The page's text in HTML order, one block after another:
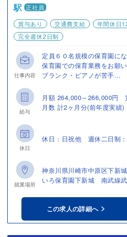
駅 正社員
賞与あり
交通費支給 年間休日
完全週休2日制
仕事内容
定員６０名規模の保育園に
保育園での保育業務をお願
ブランク・ピアノが苦手...
給与
月額 264,000～266,000
月数 計2ヶ月分(前年度実績)
休日
休日：日祝他 週休二日制
就業場所
神奈川県川崎市中原区下新
いろ保育園下新城 南武線
この求人の詳細へ